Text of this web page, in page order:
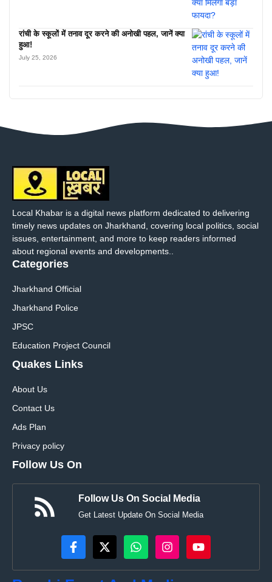
रांची के स्कूलों में तनाव दूर करने की अनोखी पहल, जानें क्या
हुआ!
July 25, 2026
Local Khabar is a digital news platform dedicated to delivering
timely news updates on Jharkhand, covering local politics, social
issues, entertainment, and more to keep readers informed
about regional events and developments..
Categories
Jharkhand Official
Jharkhand Police
JPSC
Education Project Council
Quakes Links
About Us
Contact Us
Ads Plan
Privacy policy
Follow Us On
Follow Us On Social Media
Get Latest Update On Social Media